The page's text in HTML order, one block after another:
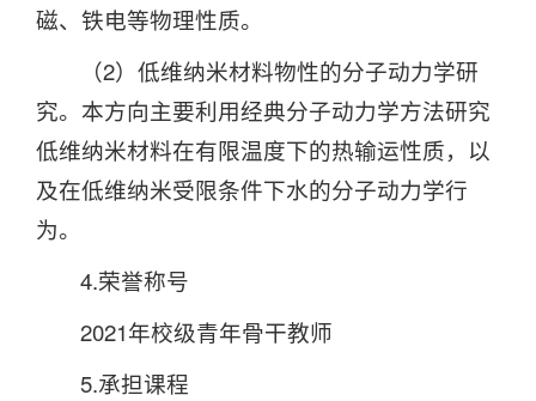
磁、铁电等物理性质。
（2）低维纳米材料物性的分子动力学研
究。本方向主要利用经典分子动力学方法研究
低维纳米材料在有限温度下的热输运性质，以
及在低维纳米受限条件下水的分子动力学行
为。
4.荣誉称号
2021年校级青年骨干教师
5.承担课程